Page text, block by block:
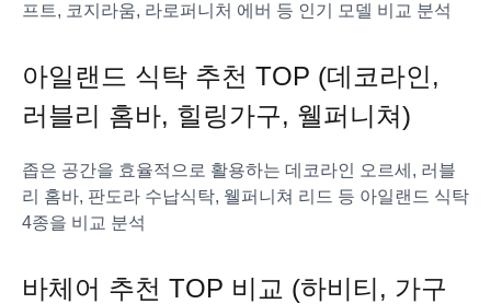
프트, 코지라움, 라로퍼니처 에버 등 인기 모델 비교 분석
아일랜드 식탁 추천 TOP (데코라인,
러블리 홈바, 힐링가구, 웰퍼니쳐)
좁은 공간을 효율적으로 활용하는 데코라인 오르세, 러블
리 홈바, 판도라 수납식탁, 웰퍼니쳐 리드 등 아일랜드 식탁
4종을 비교 분석
바체어 추천 TOP 비교 (하비티, 가구